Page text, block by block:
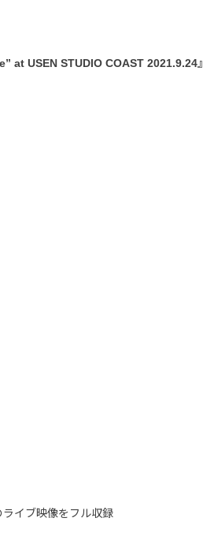
at USEN STUDIO COAST 2021.9.24』
イブ映像をフル収録